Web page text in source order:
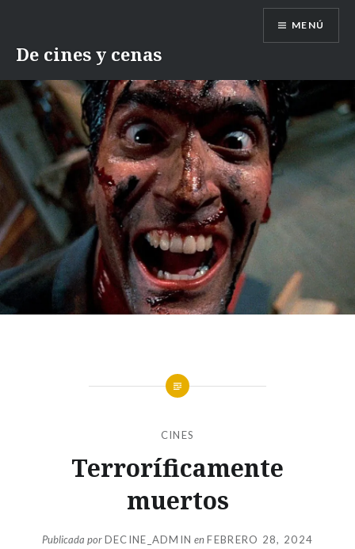
De cines y cenas
MENÚ
CINES
Terroríficamente
muertos
Publicada porDECINE_ADMIN enFEBRERO 28, 2024